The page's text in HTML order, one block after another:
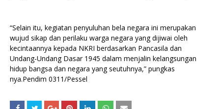
“Selain itu, kegiatan penyuluhan bela negara ini merupakan
wujud sikap dan perilaku warga negara yang dijiwai oleh
kecintaannya kepada NKRI berdasarkan Pancasila dan
Undang-Undang Dasar 1945 dalam menjalin kelangsungan
hidup bangsa dan negara yang seutuhnya,” pungkas
nya.Pendim 0311/Pessel